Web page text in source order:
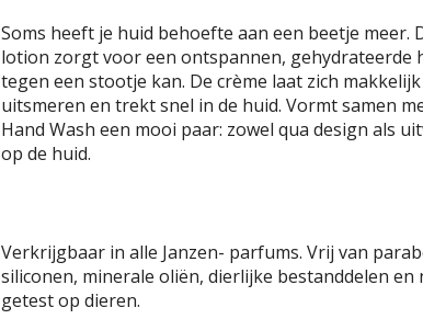
Soms heeft je huid behoefte aan een beetje meer.
lotion zorgt voor een ontspannen, gehydrateerde
tegen een stootje kan. De crème laat zich makkelijk
uitsmeren en trekt snel in de huid. Vormt samen
Hand Wash een mooi paar: zowel qua design als
op de huid.
Verkrijgbaar in alle Janzen- parfums. Vrij van
siliconen, minerale oliën, dierlijke bestanddelen en
getest op dieren.